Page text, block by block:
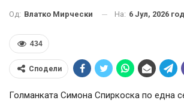
Од: Влатко Мирчески На: 6 Јул, 2026
434
Сподели
Голманката Симона Спиркоска по една